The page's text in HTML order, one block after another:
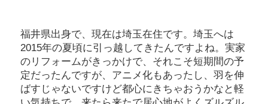
福井県出身で、現在は埼玉在住です。埼玉へは
2015年の夏頃に引っ越してきたんですよね。実家
のリフォームがきっかけで、それこそ短期間の予
定だったんですが、アニメ化もあったし、羽を伸
ばすじゃないですけど都心にきちゃおうかなと軽